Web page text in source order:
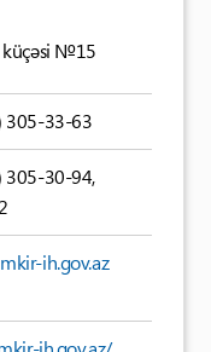
küçəsi №15
305-33-63
305-30-94,
ih.gov.az